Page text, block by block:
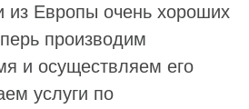
из Европы очень хороших
производим
и осуществляем его
услуги по